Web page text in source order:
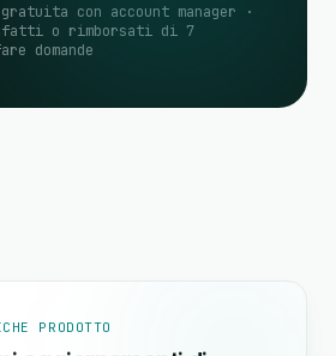
con account manager ·
o rimborsati di 7
domande
PRODOTTO